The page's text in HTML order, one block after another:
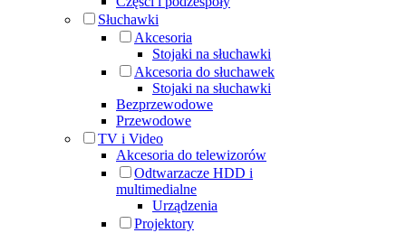
Słuchawki
Akcesoria
Stojaki na słuchawki
Akcesoria do słuchawek
Stojaki na słuchawki
Bezprzewodowe
Przewodowe
TV i Video
Akcesoria do telewizorów
Odtwarzacze HDD i
multimedialne
Urządzenia
Projektory